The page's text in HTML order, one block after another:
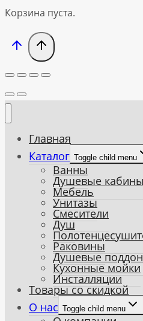
Корзина пуста.
Главная
Каталог Toggle child menu
Ванны
Душевые кабины
Мебель
Унитазы
Смесители
Душ
Раковины
Душевые
Кухонные мойки
Инсталляции
Товары со скидкой
О нас Toggle child menu